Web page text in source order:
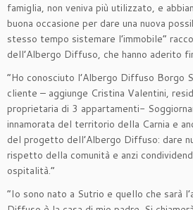
famiglia, non veniva più utilizzato, e
buona occasione per dare una nuova
stesso tempo sistemare l’immobile”
dell’Albergo Diffuso, che hanno aderito
“Ho conosciuto l’Albergo Diffuso Borgo
cliente – aggiunge Cristina Valentini,
proprietaria di 3 appartamenti-
innamorata del territorio della Carnia e
del progetto dell’Albergo Diffuso: dare
rispetto della comunità e anzi
ospitalità.”
“Io sono nato a Sutrio e quello che sarà